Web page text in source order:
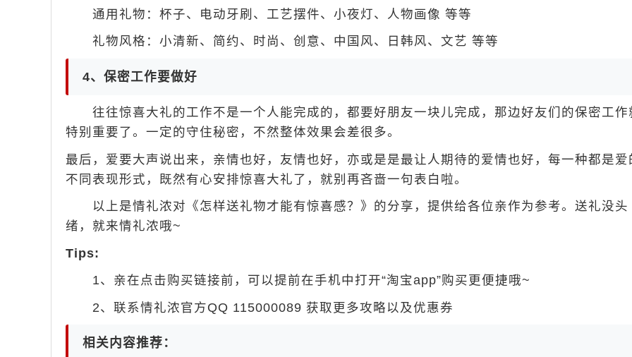
通用礼物：杯子、电动牙刷、工艺摆件、小夜灯、人物画像 等等
礼物风格：小清新、简约、时尚、创意、中国风、日韩风、文艺 等等
4、保密工作要做好
往往惊喜大礼的工作不是一个人能完成的，都要好朋友一块儿完成，那边好友们的保密工作
特别重要了。一定的守住秘密，不然整体效果会差很多。
最后，爱要大声说出来，亲情也好，友情也好，亦或是是最让人期待的爱情也好，每一种都是爱
不同表现形式，既然有心安排惊喜大礼了，就别再吝啬一句表白啦。
以上是情礼浓对《怎样送礼物才能有惊喜感？》的分享，提供给各位亲作为参考。送礼没头
绪，就来情礼浓哦~
Tips:
1、亲在点击购买链接前，可以提前在手机中打开“淘宝app”购买更便捷哦~
2、联系情礼浓官方QQ 115000089 获取更多攻略以及优惠券
相关内容推荐：